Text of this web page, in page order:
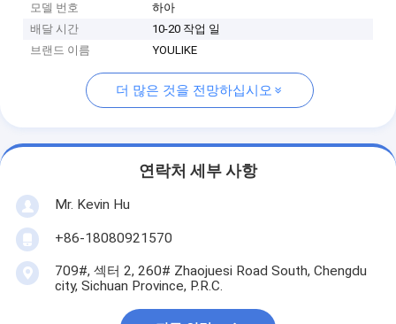
모델 번호
하아
배달 시간
10-20 작업 일
브랜드 이름
YOULIKE
더 많은 것을 전망하십시오
연락처 세부 사항
Mr. Kevin Hu
+86-18080921570
709#, 섹터 2, 260# Zhaojuesi Road South, Chengdu
city, Sichuan Province, P.R.C.